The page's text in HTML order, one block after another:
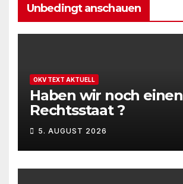
Unbedingt anschauen
OKV TEXT AKTUELL
Haben wir noch einen
Rechtsstaat ?
5. AUGUST 2026